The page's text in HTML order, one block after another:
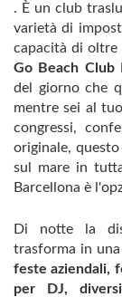
. È un club
varietà di
capacità di oltre
Go Beach Club
del giorno che
mentre sei al
congressi,
originale,
sul mare in
Barcellona è
Di notte la
trasforma in
feste aziendali,
per DJ,